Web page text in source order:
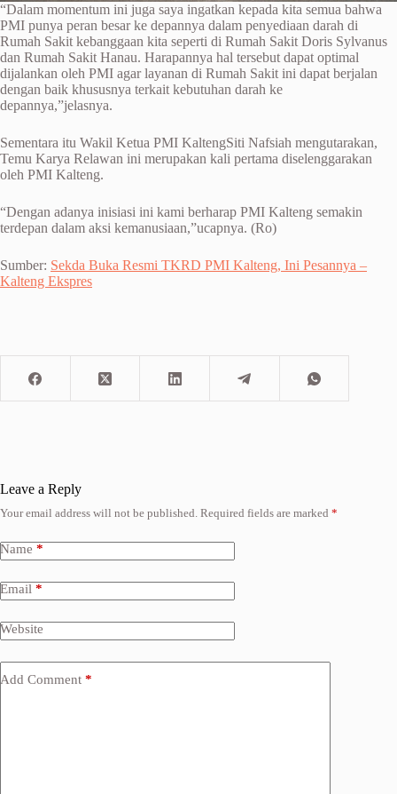
“Dalam momentum ini juga saya ingatkan kepada kita semua bahwa
PMI punya peran besar ke depannya dalam penyediaan darah di
Rumah Sakit kebanggaan kita seperti di Rumah Sakit Doris Sylvanus
dan Rumah Sakit Hanau. Harapannya hal tersebut dapat optimal
dijalankan oleh PMI agar layanan di Rumah Sakit ini dapat berjalan
dengan baik khususnya terkait kebutuhan darah ke
depannya,”jelasnya.
Sementara itu Wakil Ketua PMI KaltengSiti Nafsiah mengutarakan,
Temu Karya Relawan ini merupakan kali pertama diselenggarakan
oleh PMI Kalteng.
“Dengan adanya inisiasi ini kami berharap PMI Kalteng semakin
terdepan dalam aksi kemanusiaan,”ucapnya. (Ro)
Sumber: Sekda Buka Resmi TKRD PMI Kalteng, Ini Pesannya –
Kalteng Ekspres
Leave a Reply
Your email address will not be published. Required fields are marked *
Name *
Email *
Website
Add Comment *